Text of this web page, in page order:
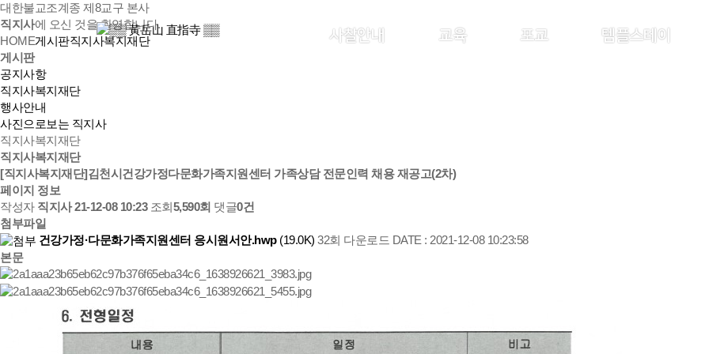
사찰안내 교육 포교 템플스테이
대한불교조계종 제8교구 본사
직지사에 오신 것을 환영합니다.
HOME게시판직지사복지재단
게시판
공지사항
직지사복지재단
행사안내
사진으로보는 직지사
직지사복지재단
직지사복지재단
[직지사복지재단]김천시건강가정다문화가족지원센터 가족상담 전문인력 채용 재공고(2차)
페이지 정보
작성자 직지사 21-12-08 10:23조회 5,590회 댓글0건
첨부파일
건강가정·다문화가족지원센터 응시원서안.hwp(19.0K) 32회 다운로드 DATE : 2021-12-08 10:23:58
본문